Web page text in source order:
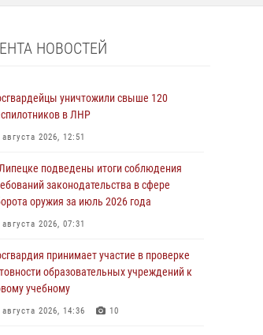
НОВОСТЕЙ
уничтожили свыше 120
в ЛНР
августа 2026, 12:51
подведены итоги соблюдения
законодательства в сфере
оружия за июль 2026 года
августа 2026, 07:31
принимает участие в проверке
образовательных учреждений к
учебному
августа 2026, 14:36 10